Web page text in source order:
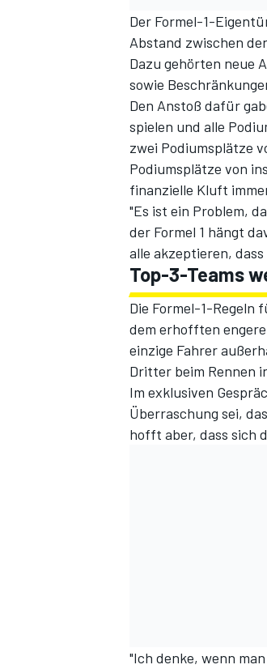
SPORTWAGEN
Der Formel-1-
Abstand zwischen
Dazu gehörten neue
sowie
Den Anstoß dafür
spielen und alle
zwei Podiumsplätze
Podiumsplätze von
finanzielle Kluft
"Es ist ein Problem,
der Formel 1 hängt
alle akzeptieren,
Top-3-Teams
Die Formel-1-Regeln
dem erhofften
einzige Fahrer
Dritter beim Rennen
Im exklusiven
Überraschung sei,
hofft aber, dass sich
"Ich denke, wenn